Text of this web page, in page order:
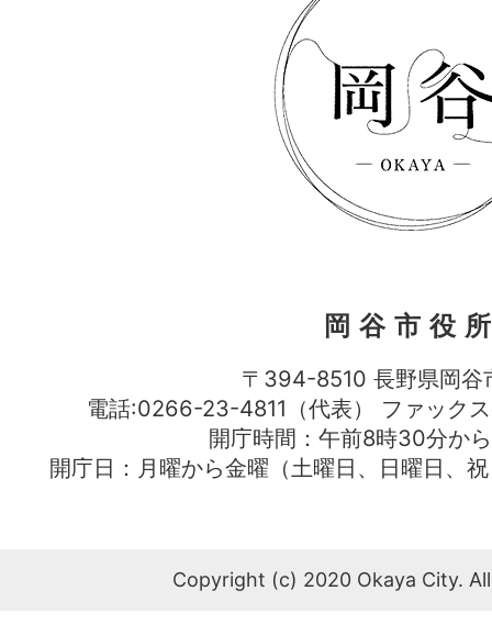
岡谷市役
〒394-8510 長野県岡谷
電話:0266-23-4811（代表） ファッ
開庁時間：午前8時30分か
開庁日：月曜から金曜（土曜日、日曜日、
Copyright (c) 2020 Okaya City.